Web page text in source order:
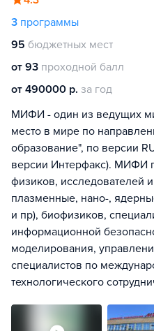
3 программы
95 бюджетных мест
от 93 проходной балл
от 490000 р. за год
МИФИ - один из ведущих
место в мире по
образование", по версии
версии Интерфакс). МИФИ
физиков, исследователей
плазменные, нано-,
и пр), биофизиков,
информационной
моделирования,
специалистов по
технологического